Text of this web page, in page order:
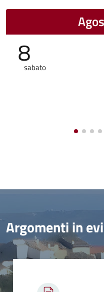
8sabato
Argomenti in